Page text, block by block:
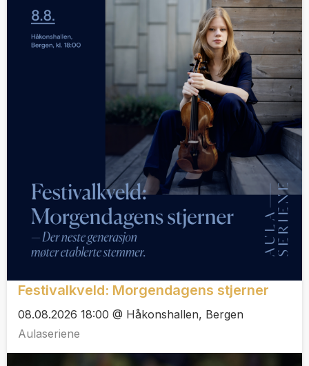
Festivalkveld: Morgendagens stjerner
08.08.2026 18:00 @ Håkonshallen, Bergen
Aulaseriene